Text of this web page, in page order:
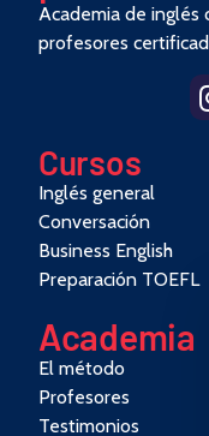
Academia de inglés
profesores
Cursos
Inglés general
Conversación
Business English
Preparación TOEFL
Academia
El método
Profesores
Testimonios